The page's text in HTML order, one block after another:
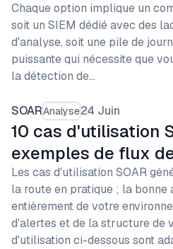
Chaque option implique un
soit un SIEM dédié avec des
d'analyse, soit une pile de
puissante qui nécessite que
la détection de…
SOARAnalyse24 Juin
10 cas d'utilisation
exemples de flux
Les cas d'utilisation SOAR
la route en pratique ; la bonne
entièrement de votre
d'alertes et de la structure de
d'utilisation ci-dessous sont